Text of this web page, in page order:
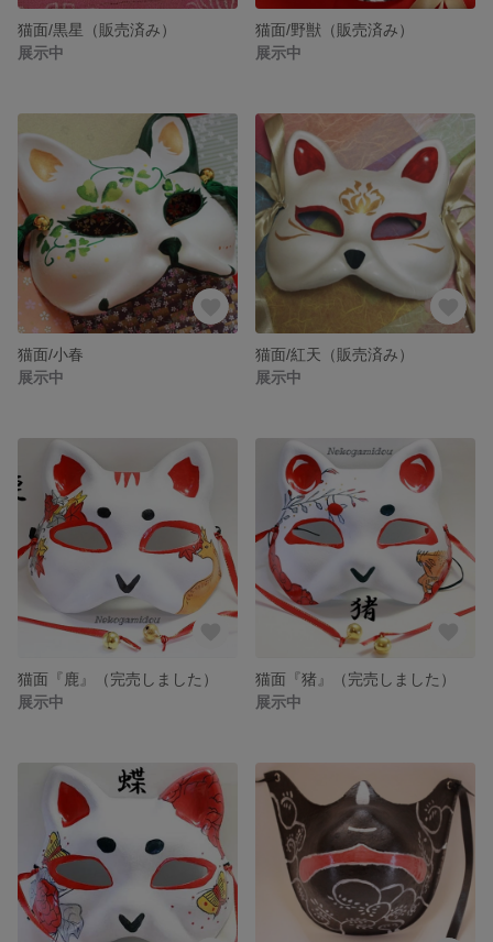
猫面/黒星（販売済み）
展示中
猫面/野獣（販売済み）
展示中
猫面/小春
展示中
猫面/紅天（販売済み）
展示中
猫面『鹿』（完売しました）
展示中
猫面『猪』（完売しました）
展示中